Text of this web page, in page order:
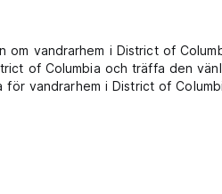
om vandrarhem i District of
of Columbia och träffa den
vandrarhem i District of